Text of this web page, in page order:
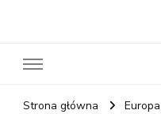
Strona główna Europa